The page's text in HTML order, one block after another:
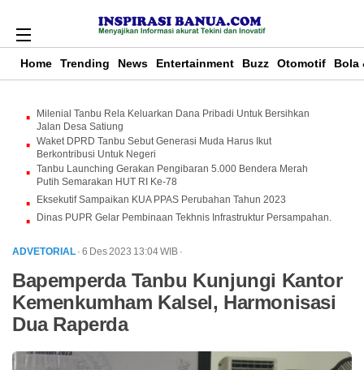
Home Trending News Entertainment Buzz Otomotif Bola
Milenial Tanbu Rela Keluarkan Dana Pribadi Untuk Bersihkan
Jalan Desa Satiung
Waket DPRD Tanbu Sebut Generasi Muda Harus Ikut
Berkontribusi Untuk Negeri
Tanbu Launching Gerakan Pengibaran 5.000 Bendera Merah
Putih Semarakan HUT RI Ke-78
Eksekutif Sampaikan KUA PPAS Perubahan Tahun 2023
Dinas PUPR Gelar Pembinaan Tekhnis Infrastruktur Persampahan.
ADVETORIAL · 6 Des 2023 13:04WIB ·
Bapemperda Tanbu Kunjungi Kantor
Kemenkumham Kalsel, Harmonisasi
Dua Raperda